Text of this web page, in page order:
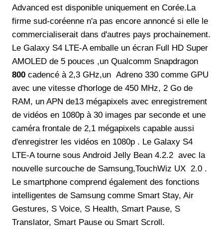
Advanced est disponible uniquement en Corée.La
firme sud-coréenne n'a pas encore annoncé si elle le
commercialiserait dans d'autres pays prochainement.
Le Galaxy S4 LTE-A emballe un écran Full HD Super
AMOLED de 5 pouces ,un Qualcomm Snapdragon
800 cadencé à 2,3 GHz,un Adreno 330 comme GPU
avec une vitesse d'horloge de 450 MHz, 2 Go de
RAM, un APN de13 mégapixels avec enregistrement
de vidéos en 1080p à 30 images par seconde et une
caméra frontale de 2,1 mégapixels capable aussi
d'enregistrer les vidéos en 1080p . Le Galaxy S4
LTE-A tourne sous Android Jelly Bean 4.2.2 avec la
nouvelle surcouche de Samsung,TouchWiz UX 2.0 .
Le smartphone comprend également des fonctions
intelligentes de Samsung comme Smart Stay, Air
Gestures, S Voice, S Health, Smart Pause, S
Translator, Smart Pause ou Smart Scroll.